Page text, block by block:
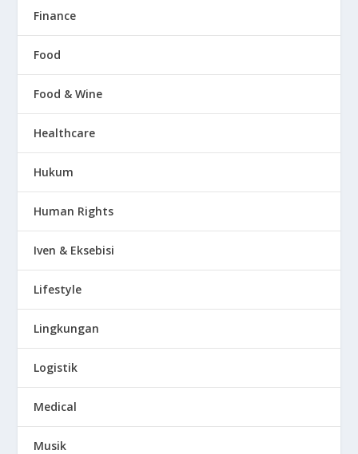
Finance
Food
Food & Wine
Healthcare
Hukum
Human Rights
Iven & Eksebisi
Lifestyle
Lingkungan
Logistik
Medical
Musik